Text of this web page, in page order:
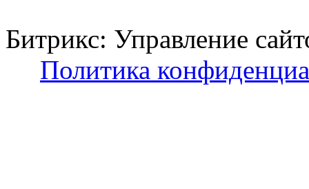
Битрикс: Управление
Политика